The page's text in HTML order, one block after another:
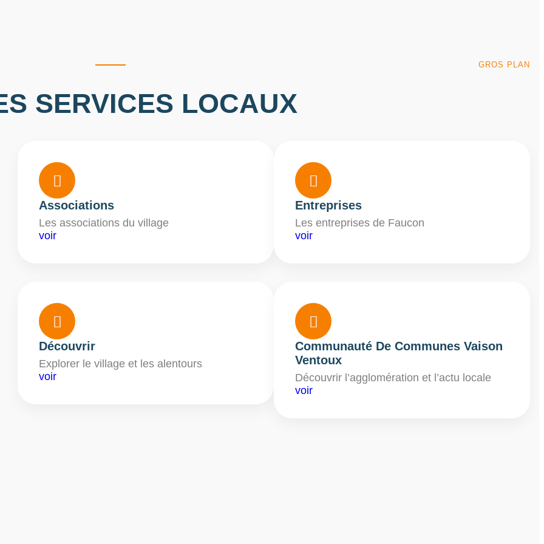
GROS PLAN
SERVICES LOCAUX

Associations
Les associations du village
voir

Entreprises
Les entreprises de Faucon
voir

Découvrir
Explorer le village et les alentours
voir

Communauté De Communes Vaison
Ventoux
Découvrir l’agglomération et l’actu locale
voir